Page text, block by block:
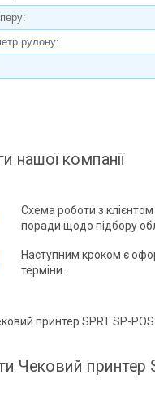
рулону:
нашої компанії
Схема роботи з
поради щодо підбору
Наступним кроком є
терміни.
принтер SPRT SP-
Чековий принтер